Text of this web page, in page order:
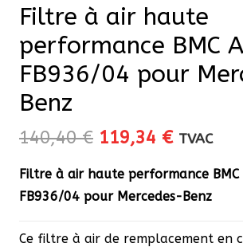
Filtre à air haute
performance BMC
FB936/04 pour
Benz
140,40€ Le
initial
était :
119,34 €Le
actuel
est :
TVAC
Filtre à air haute performance BMC
FB936/04 pour Mercedes-Benz
Ce filtre à air de remplacement en